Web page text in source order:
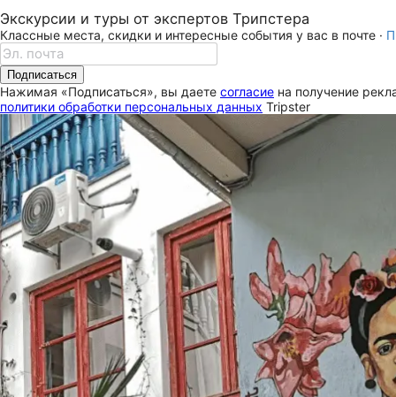
Экскурсии и туры от экспертов Трипстера
Классные места, скидки и интересные события у вас в почте ·
Подписаться
Нажимая «Подписаться», вы даете согласие на получение
политики обработки персональных данных Tripster